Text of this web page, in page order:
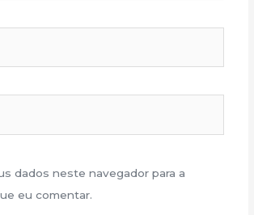
dados neste navegador para a
eu comentar.